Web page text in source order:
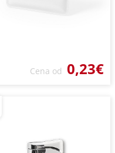
Cena od 0,23€